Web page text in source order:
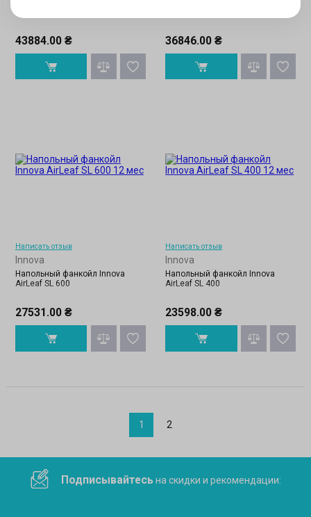
43884.00 ₴ 36846.00 ₴
Написать отзыв
Innova
Напольный фанкойл Innova
AirLeaf SL 600
27531.00 ₴
Написать отзыв
Innova
Напольный фанкойл Innova
AirLeaf SL 400
23598.00 ₴
1 2
Подписывайтесьна скидки и рекомендации: